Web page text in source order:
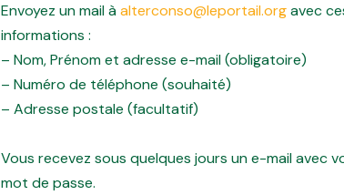
Envoyez un mail àalterconso@leportail.orgavec
informations :
– Nom, Prénom et adresse e-mail(obligatoire)
– Numéro de téléphone (souhaité)
– Adresse postale (facultatif)
Vous recevez sous quelques jours un e-mail avec
mot de passe.